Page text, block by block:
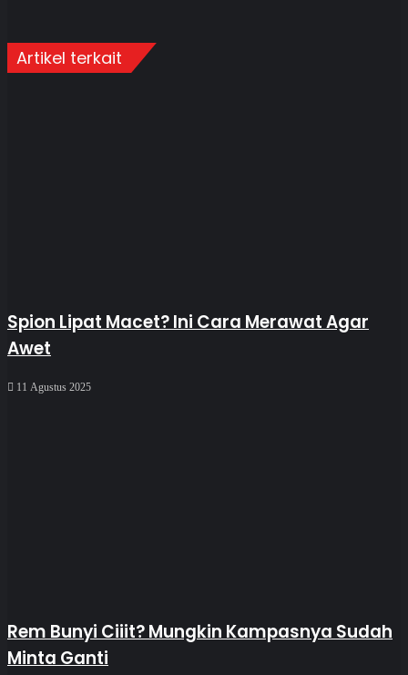
Artikel terkait
Spion Lipat Macet? Ini Cara Merawat Agar
Awet
11 Agustus 2025
Rem Bunyi Ciiit? Mungkin Kampasnya Sudah
Minta Ganti